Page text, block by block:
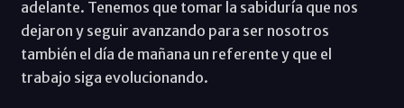
adelante. Tenemos que tomar la sabiduría que nos
dejaron y seguir avanzando para ser nosotros
también el día de mañana un referente y que el
trabajo siga evolucionando.